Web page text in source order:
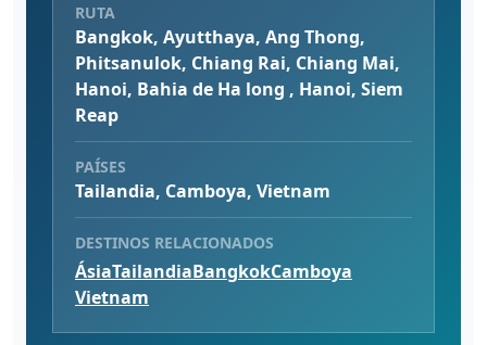
RUTA
Bangkok, Ayutthaya, Ang Thong,
Phitsanulok, Chiang Rai, Chiang Mai,
Hanoi, Bahia de Ha long , Hanoi, Siem
Reap
PAÍSES
Tailandia, Camboya, Vietnam
DESTINOS RELACIONADOS
ÁsiaTailandiaBangkokCamboya
Vietnam